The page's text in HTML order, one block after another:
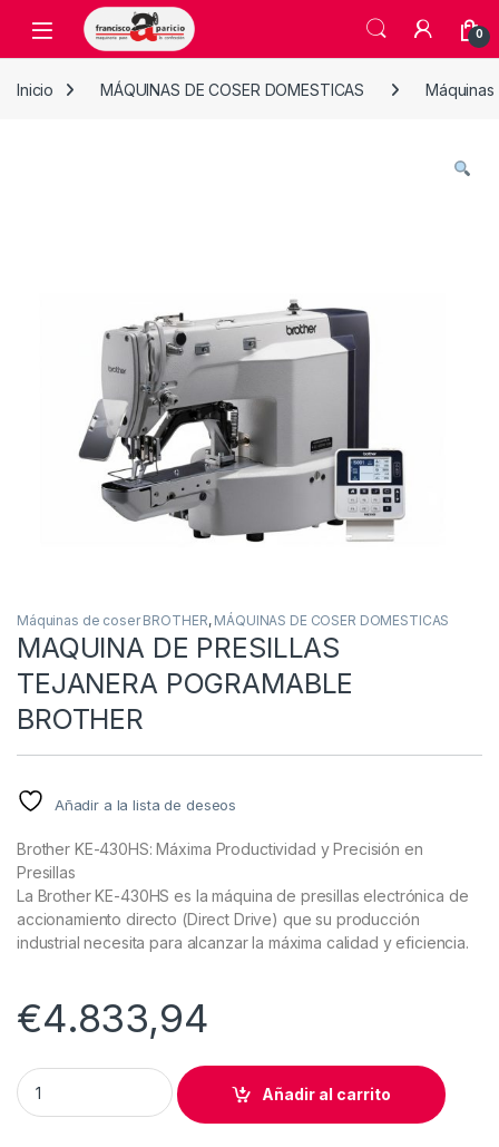
Skip to navigation
Skip to content
Open 0
Inicio MÁQUINAS DE COSER DOMESTICAS Máquinas
Máquinas de coser BROTHER, MÁQUINAS DE COSER DOMESTICAS
MAQUINA DE PRESILLAS
TEJANERA POGRAMABLE
BROTHER
Añadir a la lista de deseos
Brother KE-430HS: Máxima Productividad y Precisión en
Presillas
La Brother KE-430HS es la máquina de presillas electrónica de
accionamiento directo (Direct Drive) que su producción
industrial necesita para alcanzar la máxima calidad y eficiencia.
€4.833,94
MAQUINA DE PRESILLAS TEJANERA POGRAMABLE
Añadir al carrito